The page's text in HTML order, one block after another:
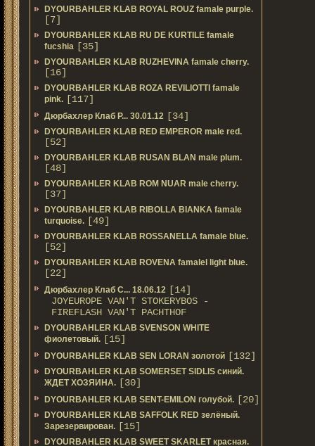
DYOURBAHLER KLAB ROYAL ROUZ famale purple.
[7]
DYOURBAHLER KLAB RU DE KURTILE famale
fucshia [35]
DYOURBAHLER KLAB RUZHEVINA famale cherry.
[16]
DYOURBAHLER KLAB ROZA REVILIOTTI famale
pink. [117]
Дюрбахлер Клаб Р... 30.01.12 [34]
DYOURBAHLER KLAB RED EMPEROR male red.
[52]
DYOURBAHLER KLAB RUSAN BLAN male plum.
[48]
DYOURBAHLER KLAB ROM NUAR male cherry.
[37]
DYOURBAHLER KLAB RIBOLLA BIANKA famale
turquoise. [49]
DYOURBAHLER KLAB ROSSANELLA famale blue.
[52]
DYOURBAHLER KLAB ROVENA famalel light blue.
[22]
Дюрбахлер Клаб C... 18.06.12 [14]
JOYEUROPE VAN'T STOKERYBOS -
FIREFLASH VAN'T PACHTHOF
DYOURBAHLER KLAB SVENSON WHITE
фиолетовый. [15]
DYOURBAHLER KLAB SEN LORAN золотой [132]
DYOURBAHLER KLAB SOMERSET SIDLIS синий.
ЖДЕТ ХОЗЯИНА. [30]
DYOURBAHLER KLAB SENT-EMILON голубой. [20]
DYOURBAHLER KLAB SAFFOLK RED зелёный.
Зарезервирован. [15]
DYOURBAHLER KLAB SWEET SKARLET красная.